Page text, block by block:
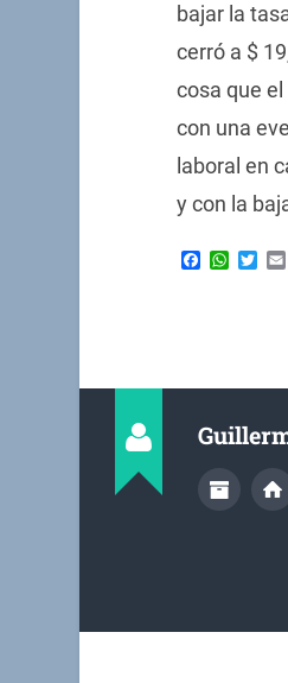
bajar la
cerró a $
cosa que
con una
laboral en
y con la
Facebook